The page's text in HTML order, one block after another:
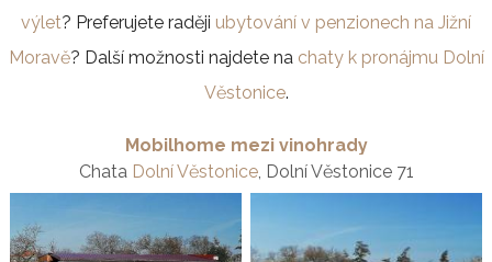
výlet? Preferujete raději ubytování v penzionech na Jižní
Moravě? Další možnosti najdete na chaty k pronájmu Dolní
Věstonice.
Mobilhome mezi vinohrady
Chata Dolní Věstonice, Dolní Věstonice 71